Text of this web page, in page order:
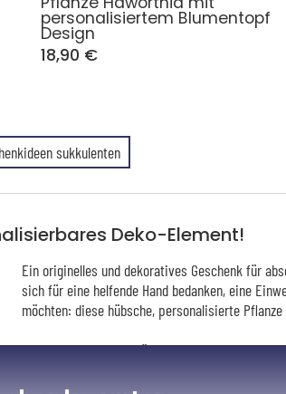
personalisiertem Blumentopf
Design
18,90 €
sukkulenten
Deko-Element!
Ein originelles und dekoratives Geschenk für
sich für eine helfende Hand bedanken, eine
möchten: diese hübsche, personalisierte
Gestalten Sie diesen hübschen Blumentopf aus